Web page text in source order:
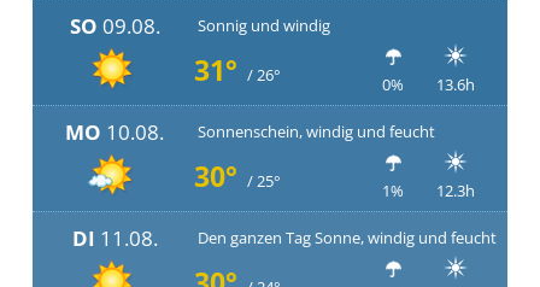
SO 09.08. Sonnig und windig
31° / 26° 0% 13.6h
MO 10.08. Sonnenschein, windig und feucht
30° / 25° 1% 12.3h
DI 11.08. Den ganzen Tag Sonne, windig und feucht